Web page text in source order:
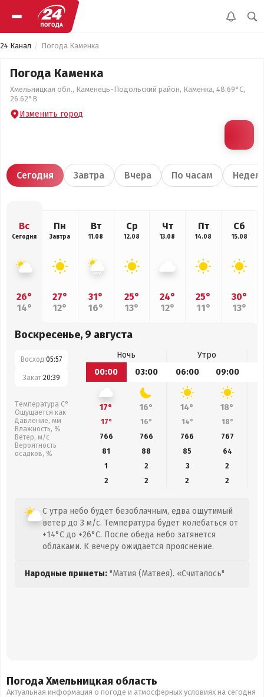
24 Канал Погода Каменка
Погода Каменка
Хмельницкая обл., Каменець-Подольский район, Каменка, 48.69°С,
26.62°В
Изменить город
Сегодня Завтра Вчера По часам
Вс
Сегодня
26°
14°
Пн
Завтра
27°
12°
Вт
11.08
31°
16°
Ср
12.08
25°
13°
Чт
13.08
24°
12°
Пт
14.08
25°
11°
Сб
15.08
30°
13°
Воскресенье, 9 августа
Восход:05:57
Закат:20:39
Температура С°
Ощущается как
Давление, мм
Влажность, %
Ветер, м/с
Вероятность
осадков, %
Ночь
Утро
00:00
03:00 06:00 09:00
17° 16° 14° 18°
17° 16° 14° 18°
766
766 766 767
81
88 85
64
1
2 3
2
2
2 2 2
С утра небо будет безоблачным, едва ощутимый
ветер до 3 м/с. Температура будет колебаться от
+14°C до +26°C. После обеда небо затянется
облаками. К вечеру ожидается прояснение.
Народные приметы: "Матия (Матвея). «Считалось"
Погода Хмельницкая область
Актуальная информация о погоде и атмосферных условиях на сегодня